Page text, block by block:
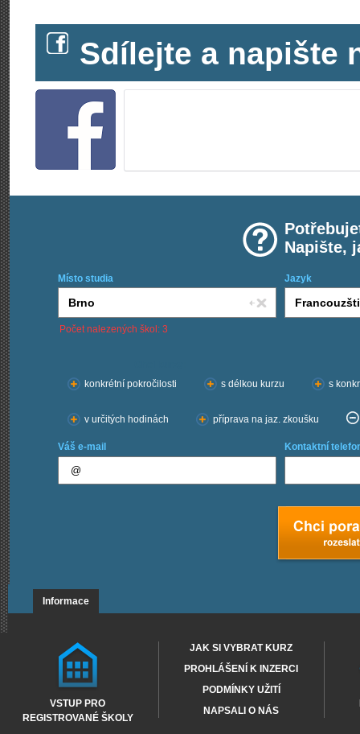
Sdílejte a napište
Napište,
Místo studia Jazyk
Počet nalezených škol: 3
konkrétní pokročilosti
s délkou kurzu s
v určitých hodinách příprava na jaz. zkoušku
Váš e-mail Kontaktní
Informace
VSTUP PRO
REGISTROVANÉ ŠKOLY
JAK SI VYBRAT KURZ
PROHLÁŠENÍ K INZERCI
PODMÍNKY UŽITÍ
NAPSALI O NÁS